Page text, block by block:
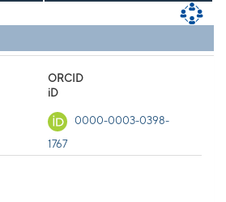
ORCID
iD
0000-0003-0398-
1767